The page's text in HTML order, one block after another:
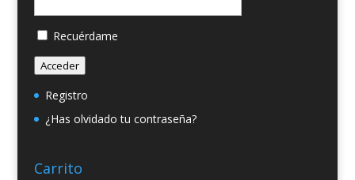
Recuérdame
Acceder
Registro
¿Has olvidado tu contraseña?
Carrito